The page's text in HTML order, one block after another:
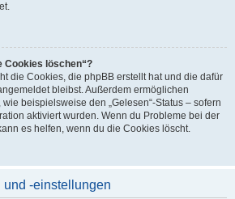
Cookies löschen“?
die Cookies, die phpBB erstellt hat und die dafür
bleibst. Außerdem ermöglichen
beispielsweise den „Gelesen“-Status – sofern
aktiviert wurden. Wenn du Probleme bei der
es helfen, wenn du die Cookies löscht.
und -einstellungen